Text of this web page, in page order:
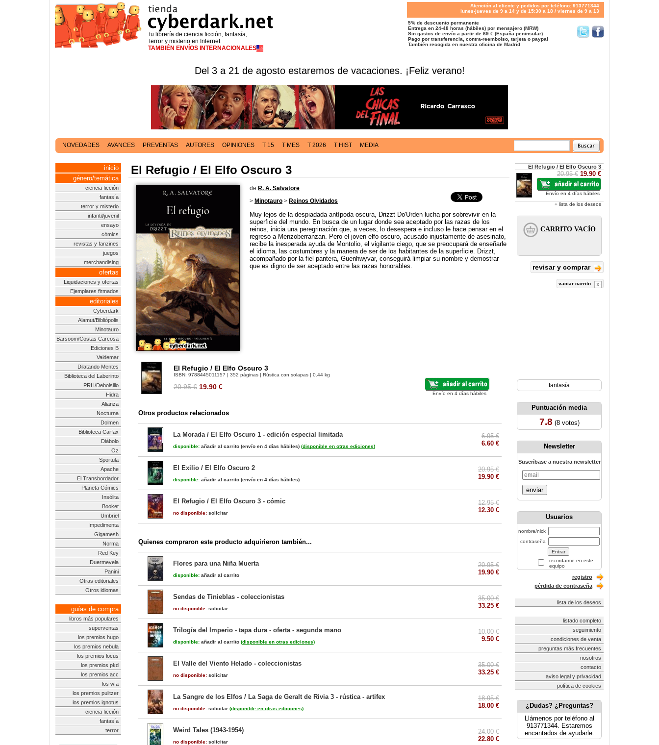
tu librería de ciencia ficción, fantasía,
terror y misterio en Internet
TAMBIÉN ENVÍOS INTERNACIONALES
Atención al cliente y pedidos por teléfono: 913771344
lunes-jueves de 9 a 14 y de 15:30 a 18 / viernes de 9 a 13
5% de descuento permanente
Entrega en 24-48 horas (hábiles) por mensajero (MRW)
Sin gastos de envío a partir de 69 € (España peninsular)
Pago por transferencia, contra-reembolso, tarjeta o paypal
También recogida en nuestra oficina de Madrid
Del 3 a 21 de agosto estaremos de vacaciones. ¡Feliz verano!
NOVEDADES AVANCES PREVENTAS AUTORES OPINIONES T 15 T MES T 2026 T HIST MEDIA
inicio
género/temática
ciencia ficción
fantasía
terror y misterio
infantil/juvenil
ensayo
cómics
revistas y fanzines
juegos
merchandising
ofertas
Liquidaciones y ofertas
Ejemplares firmados
editoriales
Cyberdark
Alamut/Bibliópolis
Minotauro
Barsoom/Costas Carcosa
Ediciones B
Valdemar
Dilatando Mentes
Biblioteca del Laberinto
PRH/Debolsillo
Hidra
Alianza
Nocturna
Dolmen
Biblioteca Carfax
Diábolo
Oz
Sportula
Apache
El Transbordador
Planeta Cómics
Insólita
Booket
Umbriel
Impedimenta
Gigamesh
Norma
Red Key
Duermevela
Panini
Otras editoriales
Otros idiomas
guías de compra
libros más populares
superventas
los premios hugo
los premios nebula
los premios locus
los premios pkd
los premios acc
los wfa
los premios pulitzer
los premios ignotus
ciencia ficción
fantasía
terror
El Refugio / El Elfo Oscuro 3
de R. A. Salvatore
> Minotauro > Reinos Olvidados
Muy lejos de la despiadada antípoda oscura, Drizzt Do'Urden lucha por sobrevivir en la
superficie del mundo. En busca de un lugar donde sea aceptado por las razas de los
reinos, inicia una peregrinación que, a veces, lo desespera e incluso le hace pensar en el
regreso a Menzoberranzan. Pero el joven elfo oscuro, acusado injustamente de asesinato,
recibe la inesperada ayuda de Montolio, el vigilante ciego, que se preocupará de enseñarle
el idioma, las costumbres y la manera de ser de los habitantes de la superficie. Drizzt,
acompañado por la fiel pantera, Guenhwyvar, conseguirá limpiar su nombre y demostrar
que es digno de ser aceptado entre las razas honorables.
El Refugio / El Elfo Oscuro 3
ISBN: 9788445011157 | 352 páginas | Rústica con solapas | 0.44 kg
20.95 € 19.90 €
Envío en 4 días hábiles
Otros productos relacionados
La Morada / El Elfo Oscuro 1 - edición especial limitada
disponible: añadir al carrito (envío en 4 días hábiles) (disponible en otras ediciones)
6.95 €
6.60 €
El Exilio / El Elfo Oscuro 2
disponible: añadir al carrito (envío en 4 días hábiles)
20.95 €
19.90 €
El Refugio / El Elfo Oscuro 3 - cómic
no disponible: solicitar
12.95 €
12.30 €
Quienes compraron este producto adquirieron también...
Flores para una Niña Muerta
disponible: añadir al carrito
20.95 €
19.90 €
Sendas de Tinieblas - coleccionistas
no disponible: solicitar
35.00 €
33.25 €
Trilogía del Imperio - tapa dura - oferta - segunda mano
disponible: añadir al carrito (disponible en otras ediciones)
10.00 €
9.50 €
El Valle del Viento Helado - coleccionistas
no disponible: solicitar
35.00 €
33.25 €
La Sangre de los Elfos / La Saga de Geralt de Rivia 3 - rústica - artifex
no disponible: solicitar (disponible en otras ediciones)
18.95 €
18.00 €
Weird Tales (1943-1954)
no disponible: solicitar
24.00 €
22.80 €
El Refugio / El Elfo Oscuro 3
20.95 € 19.90 €
Envío en 4 días hábiles
+ lista de los deseos
revisar y comprar
vaciar carrito
fantasía
Puntuación media
7.8 (8 votos)
Newsletter
Suscríbase a nuestra newsletter
enviar
Usuarios
nombre/nick
contraseña
recordarme en este
equipo
registro
pérdida de contraseña
lista de los deseos
listado completo
seguimiento
condiciones de venta
preguntas más frecuentes
nosotros
contacto
aviso legal y privacidad
política de cookies
¿Dudas? ¿Preguntas?
Llámenos por teléfono al
913771344. Estaremos
encantados de ayudarle.